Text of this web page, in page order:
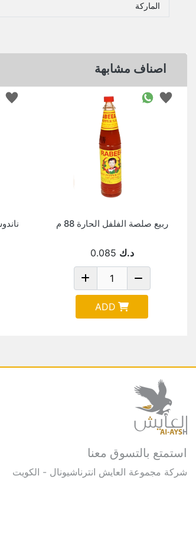
الماركة
اصناف مشابهة
ربيع صلصة الفلفل الحارة 88 م
د.ك 0.085
ADD
استمتع بالتسوق معنا
شركة مجموعة العايش انترناشيونال - الكويت